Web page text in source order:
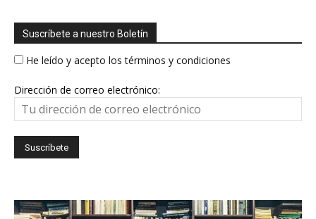
Suscríbete a nuestro Boletín
He leído y acepto los términos y condiciones
Dirección de correo electrónico: